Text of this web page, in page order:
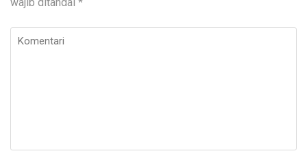
Komentari